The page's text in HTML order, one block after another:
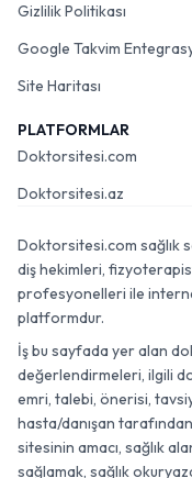
Gizlilik Politikası
Google Takvim
Site Haritası
PLATFORMLAR
Doktorsitesi.com
Doktorsitesi.az
Doktorsitesi.com sağlık
diş hekimleri,
profesyonelleri ile internet
platformdur.
İş bu sayfada yer alan
değerlendirmeleri, ilgili
emri, talebi, önerisi,
hasta/danışan
sitesinin amacı, sağlık
sağlamak, sağlık